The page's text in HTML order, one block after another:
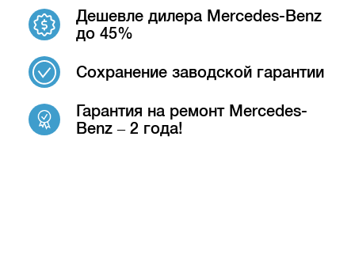
Дешевле дилера Mercedes-Benz
до 45%
Сохранение заводской гарантии
Гарантия на ремонт Mercedes-
Benz – 2 года!